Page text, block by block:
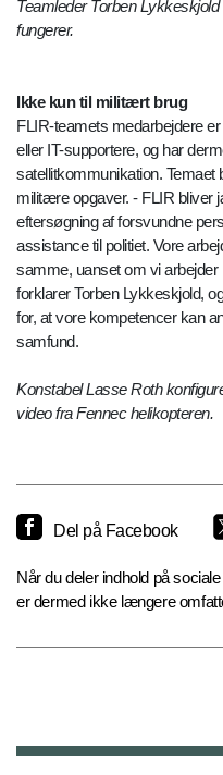
Teamleder Torben
fungerer.
Ikke kun til militært brug
FLIR-teamets medarbejdere
eller IT-supportere, og har
satellitkommunikation.
militære opgaver. - FLIR bliver
eftersøgning af forsvundne
assistance til politiet. Vore
samme, uanset om vi
forklarer Torben Lykkeskjold,
for, at vore kompetencer kan
samfund.
Konstabel Lasse Roth
video fra Fennec helikopteren.
Del på Facebook
Når du deler indhold på
er dermed ikke længere